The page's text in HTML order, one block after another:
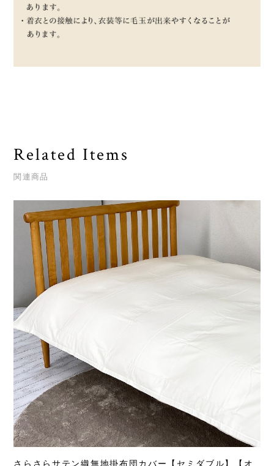
Related Items
関連商品